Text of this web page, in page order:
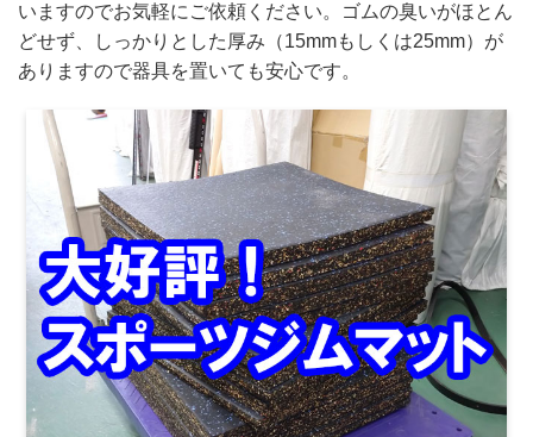
いますのでお気軽にご依頼ください。ゴムの臭いがほとん
どせず、しっかりとした厚み（15mmもしくは25mm）が
ありますので器具を置いても安心です。